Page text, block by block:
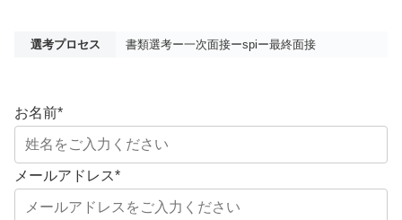
選考プロセス 書類選考ー一次面接ーspiー最終面接
お名前*
メールアドレス*